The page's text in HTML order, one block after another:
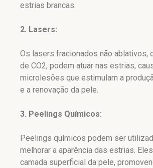
estrias brancas.
2. Lasers:
Os lasers fracionados não ablativos,
de CO2, podem atuar nas estrias,
microlesões que estimulam a
e a renovação da pele.
3. Peelings Químicos:
Peelings químicos podem ser
melhorar a aparência das estrias.
camada superficial da pele,